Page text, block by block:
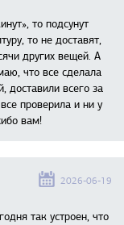
то подсунут
то не доставят,
других вещей. А
что все сделала
доставили всего за
проверила и ни у
вам!
2026-06-19
так устроен, что